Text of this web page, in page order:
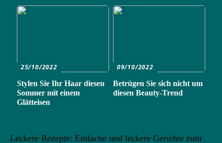
25/10/2022
Stylen Sie Ihr Haar diesen
Sommer mit einem
Glätteisen
09/10/2022
Betrügen Sie sich nicht um
diesen Beauty-Trend
Leckere Rezepte: Einfache und leckere Gerichte zum